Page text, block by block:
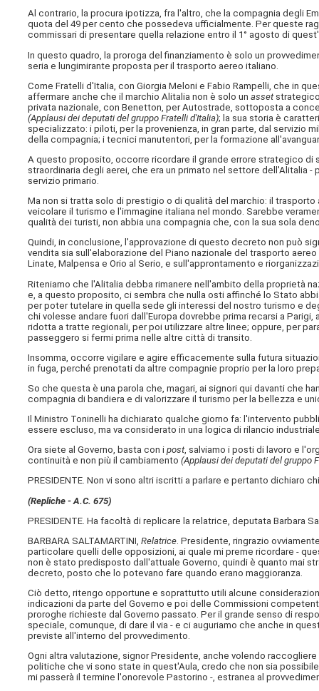
Al contrario, la procura ipotizza, fra l'altro, che la compagnia degli
quota del 49 per cento che possedeva ufficialmente. Per queste
commissari di presentare quella relazione entro il 1° agosto di
In questo quadro, la proroga del finanziamento è solo un
seria e lungimirante proposta per il trasporto aereo italiano.
Come Fratelli d'Italia, con Giorgia Meloni e Fabio Rampelli, che in
affermare anche che il marchio Alitalia non è solo unasset
privata nazionale, con Benetton, per Autostrade, sottoposta a
(Applausi dei deputati del gruppo Fratelli d'Italia); la sua storia è
specializzato: i piloti, per la provenienza, in gran parte, dal servizio
della compagnia; i tecnici manutentori, per la formazione
A questo proposito, occorre ricordare il grande errore strategico di
straordinaria degli aerei, che era un primato nel settore dell'Alitalia
servizio primario.
Ma non si tratta solo di prestigio o di qualità del marchio: il
veicolare il turismo e l'immagine italiana nel mondo. Sarebbe
qualità dei turisti, non abbia una compagnia che, con la sua sola
Quindi, in conclusione, l'approvazione di questo decreto non può
vendita sia sull'elaborazione del Piano nazionale del trasporto
Linate, Malpensa e Orio al Serio, e sull'approntamento e
Riteniamo che l'Alitalia debba rimanere nell'ambito della proprietà
e, a questo proposito, ci sembra che nulla osti affinché lo Stato
per poter tutelare in quella sede gli interessi del nostro turismo e
chi volesse andare fuori dall'Europa dovrebbe prima recarsi a
ridotta a tratte regionali, per poi utilizzare altre linee; oppure, per
passeggero si fermi prima nelle altre città di transito.
Insomma, occorre vigilare e agire efficacemente sulla futura
in fuga, perché prenotati da altre compagnie proprio per la loro
So che questa è una parola che, magari, ai signori qui davanti che
compagnia di bandiera e di valorizzare il turismo per la bellezza e
Il Ministro Toninelli ha dichiarato qualche giorno fa: l'intervento
essere escluso, ma va considerato in una logica di rilancio
Ora siete al Governo, basta con ipost, salviamo i posti di lavoro e
continuità e non più il cambiamento(Applausi dei deputati del gruppo
PRESIDENTE. Non vi sono altri iscritti a parlare e pertanto dichiaro
(Repliche - A.C. 675)
PRESIDENTE. Ha facoltà di replicare la relatrice, deputata Barbara
BARBARA SALTAMARTINI,Relatrice. Presidente, ringrazio
particolare quelli delle opposizioni, ai quale mi preme ricordare -
non è stato predisposto dall'attuale Governo, quindi è quanto mai
decreto, posto che lo potevano fare quando erano maggioranza.
Ciò detto, ritengo opportune e soprattutto utili alcune
indicazioni da parte del Governo e poi delle Commissioni
proroghe richieste dal Governo passato. Per il grande senso di
speciale, comunque, di dare il via - e ci auguriamo che anche in
previste all'interno del provvedimento.
Ogni altra valutazione, signor Presidente, anche volendo
politiche che vi sono state in quest'Aula, credo che non sia
mi passerà il termine l'onorevole Pastorino -, estranea al